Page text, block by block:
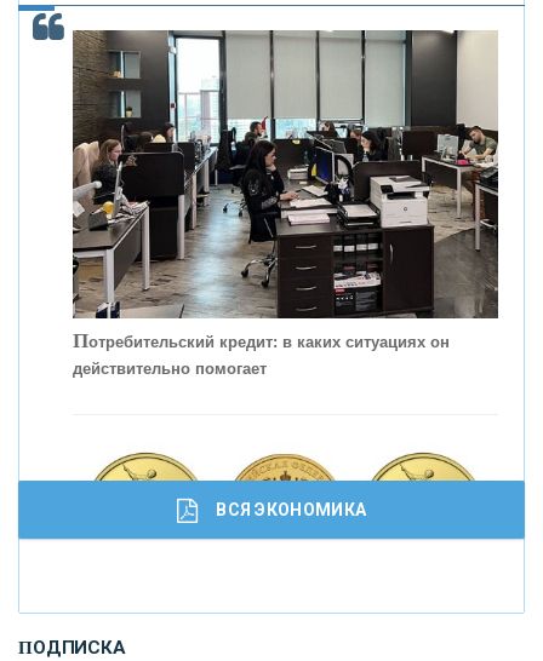
Скорость - один из главных трендов в
кредитовании бизнеса - «Интервью»
Потребительский кредит: в каких ситуациях он
действительно помогает
И
сохранения и увеличения капитала
ВСЯ ЭКОНОМИКА
ПОДПИСКА